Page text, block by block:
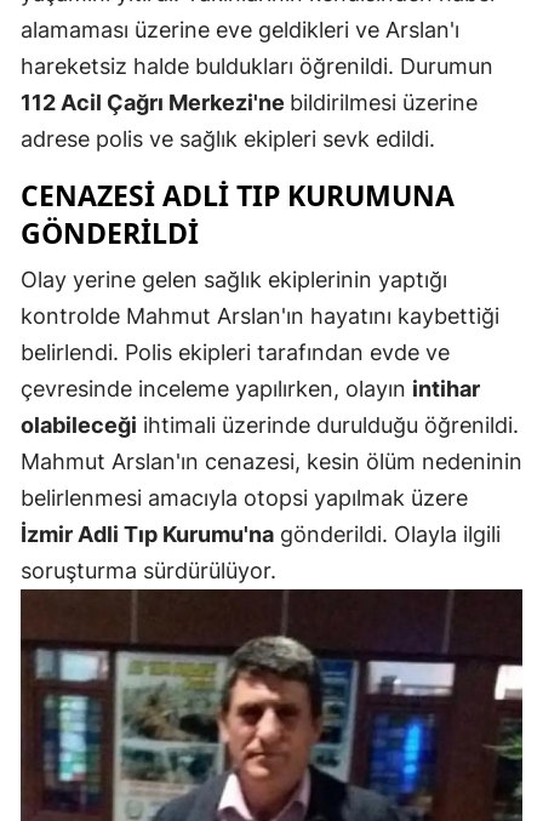
Giresun
Gümüşhane
Hatay
Mersin
İstanbul
İzmir
Kars
Kastamonu
Kırşehir
Kocaeli
Kütahya
alamaması üzerine eve geldikleri ve Arslan'ı
hareketsiz halde buldukları öğrenildi. Durumun
112 Acil Çağrı Merkezi'ne bildirilmesi üzerine
adrese polis ve sağlık ekipleri sevk edildi.
CENAZESI ADLI TIP KURUMUNA
GÖNDERILDI
Olay yerine gelen sağlık ekiplerinin yaptığı
kontrolde Mahmut Arslan'ın hayatını kaybettiği
belirlendi. Polis ekipleri tarafından evde ve
çevresinde inceleme yapılırken, olayın intihar
olabileceği ihtimali üzerinde durulduğu öğrenildi.
Mahmut Arslan'ın cenazesi, kesin ölüm nedeninin
belirlenmesi amacıyla otopsi yapılmak üzere
İzmir Adli Tıp Kurumu'na gönderildi. Olayla ilgili
soruşturma sürdürülüyor.